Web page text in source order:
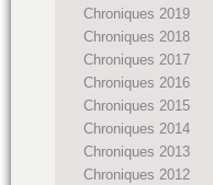
Chroniques 2019
Chroniques 2018
Chroniques 2017
Chroniques 2016
Chroniques 2015
Chroniques 2014
Chroniques 2013
Chroniques 2012